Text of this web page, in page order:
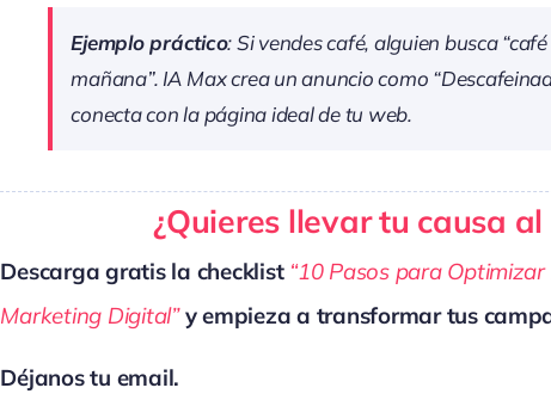
Ejemplo práctico: Si vendes café, alguien busca
mañana”. IA Max crea un anuncio como
conecta con la página ideal de tu web.
¿Quieres llevar tu causa
Descarga gratis la checklist “10 Pasos para
Marketing Digital”y empieza a transformar tus
Déjanos tu email.